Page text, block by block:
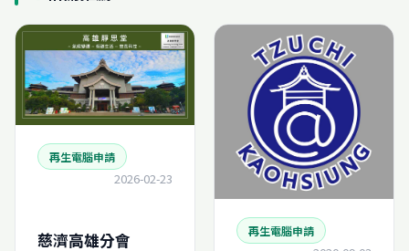
再生電腦申請
2026-02-23
慈濟高雄分會
再生電腦申請